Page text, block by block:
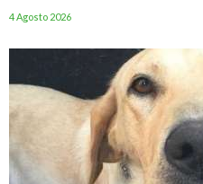
4 Agosto 2026